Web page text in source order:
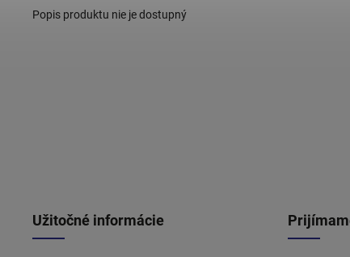
Popis produktu nie je dostupný
Užitočné informácie